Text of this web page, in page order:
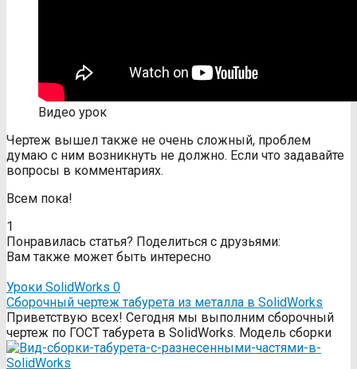
Видео урок
Чертеж вышел также не очень сложный, проблем
думаю с ним возникнуть не должно. Если что задавайте
вопросы в комментариях.
Всем пока!
1
Понравилась статья? Поделиться с друзьями:
Вам также может быть интересно
Уроки SolidWorks 0
Сборочный чертеж табурета из металла в SolidWorks
Приветствую всех! Сегодня мы выполним сборочный
чертеж по ГОСТ табурета в SolidWorks. Модель сборки